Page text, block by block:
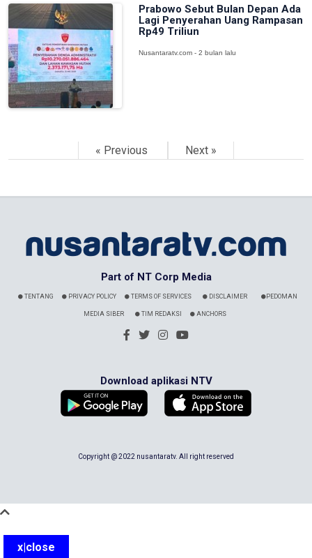
Prabowo Sebut Bulan Depan Ada
Lagi Penyerahan Uang Rampasan
Rp49 Triliun
Nusantaratv.com - 2 bulan lalu
« Previous Next »
Part of NT Corp Media
TENTANG PRIVACY POLICY TERMS OF SERVICES DISCLAIMER PEDOMAN
MEDIA SIBER TIM REDAKSI ANCHORS
Download aplikasi NTV
Copyright @ 2022 nusantaratv. All right reserved
x|close